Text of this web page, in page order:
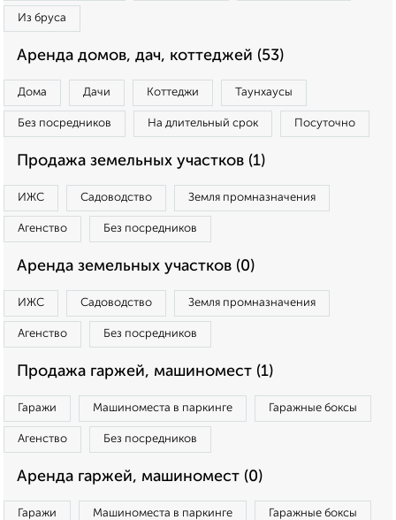
Из бруса
Аренда домов, дач, коттеджей (53)
Дома Дачи Коттеджи Таунхаусы
Без посредников На длительный срок Посуточно
Продажа земельных участков (1)
ИЖС Садоводство Земля промназначения
Агенство Без посредников
Аренда земельных участков (0)
ИЖС Садоводство Земля промназначения
Агенство Без посредников
Продажа гаржей, машиномест (1)
Гаражи Машиноместа в паркинге Гаражные боксы
Агенство Без посредников
Аренда гаржей, машиномест (0)
Гаражи Машиноместа в паркинге Гаражные боксы